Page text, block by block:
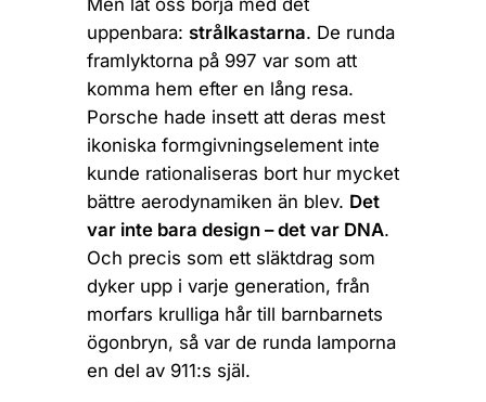
uppenbara: strålkastarna. De runda
framlyktorna på 997 var som att
komma hem efter en lång resa.
Porsche hade insett att deras mest
ikoniska formgivningselement inte
kunde rationaliseras bort hur mycket
bättre aerodynamiken än blev. Det
var inte bara design – det var DNA.
Och precis som ett släktdrag som
dyker upp i varje generation, från
morfars krulliga hår till barnbarnets
ögonbryn, så var de runda lamporna
en del av 911:s själ.